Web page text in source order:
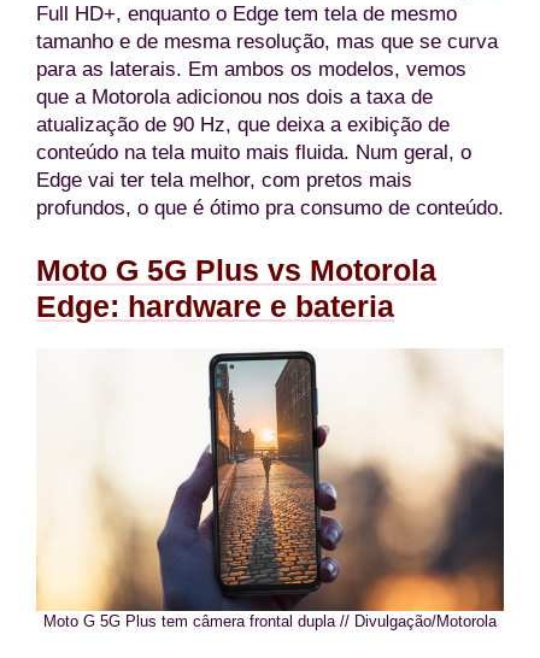
Full HD+, enquanto o Edge tem tela de mesmo
tamanho e de mesma resolução, mas que se curva
para as laterais. Em ambos os modelos, vemos
que a Motorola adicionou nos dois a taxa de
atualização de 90 Hz, que deixa a exibição de
conteúdo na tela muito mais fluida. Num geral, o
Edge vai ter tela melhor, com pretos mais
profundos, o que é ótimo pra consumo de conteúdo.
Moto G 5G Plus vs Motorola
Edge: hardware e bateria
Moto G 5G Plus tem câmera frontal dupla // Divulgação/Motorola